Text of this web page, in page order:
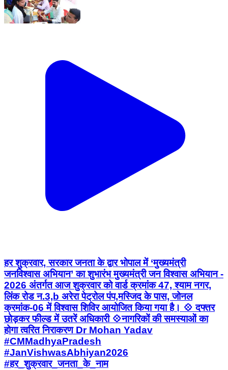
हर शुक्रवार, सरकार जनता के द्वार भोपाल में ‘मुख्यमंत्री
जनविश्वास अभियान’ का शुभारंभ मुख्यमंत्री जन विश्वास अभियान -
2026 अंतर्गत आज शुक्रवार को वार्ड क्रमांक 47, श्याम नगर,
लिंक रोड न.3,b अरेरा पेट्रोल पंप,मस्जिद के पास, जोनल
क्रमांक-06 में विश्वास शिविर आयोजित किया गया है। 💠 दफ्तर
छोड़कर फील्ड में उतरें अधिकारी 💠नागरिकों की समस्याओं का
होगा त्वरित निराकरण Dr Mohan Yadav
#CMMadhyaPradesh
#JanVishwasAbhiyan2026
#हर_शुक्रवार_जनता_के_नाम